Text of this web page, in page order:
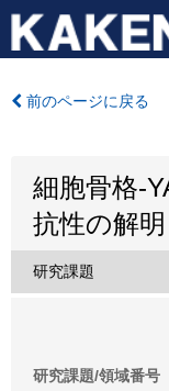
前のページに戻る
細胞骨格-
抗性の解
研究課題
研究課題/領域番号